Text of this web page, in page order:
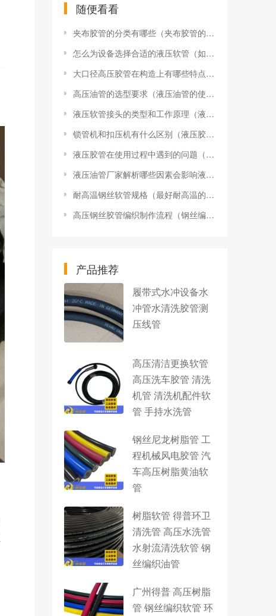
随便看看
夹布胶管的分类有哪些（夹布胶管的分类有哪些型号）
怎么为设备选择合适的液压软管（如何给设备选择液压软管直径）
大口径高压胶管在构造上有哪些特点（高压胶管的构造及使用时注意的问题）
高压油管的选型要求（液压油管的使用要求）
液压软管接头的类型和工作原理（液压油管接头种类）
锁管机和扣压机有什么区别（液压胶管扣压机什么牌子的好）
液压胶管在使用过程中遇到的问题（液压油管使用要注意哪些事项）
液压油管厂家解析哪些因素会影响液压软管的使用效果
耐高温钢丝软管规格（最好耐高温的钢丝软管）
高压钢丝胶管编织制作流程（钢丝编织胶管生产工艺流程）
产品推荐
履带式水冲设备水
冲管水清洗胶管测
压线管
高压清洁更换软管
高压洗车胶管 清洗
机管 清洗机配件软
管 手持水洗管
钢丝尼龙树脂管 工
程机械风电胶管 汽
车高压树脂黄油软
管
树脂软管 得普环卫
清洗管 高压水洗管
水射流清洗软管 钢
丝编织油管
广州得普 高压树脂
管 钢丝编织软管 环